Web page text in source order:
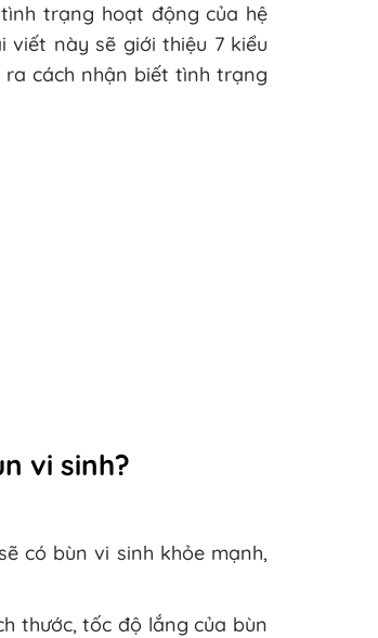
trạng hoạt động của hệ
này sẽ giới thiệu 7 kiểu
cách nhận biết tình trạng
vi sinh?
có bùn vi sinh khỏe mạnh,
thước, tốc độ lắng của bùn